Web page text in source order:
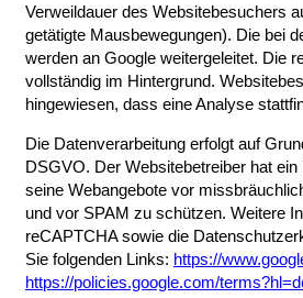
Verweildauer des Websitebesuchers
getätigte Mausbewegungen). Die bei
werden an Google weitergeleitet. Die
vollständig im Hintergrund.
hingewiesen, dass eine Analyse
Die Datenverarbeitung erfolgt auf
DSGVO. Der Websitebetreiber hat
seine Webangebote vor
und vor SPAM zu schützen. Weitere
reCAPTCHA sowie die
Sie folgenden Links: https://
https://policies.google.com/